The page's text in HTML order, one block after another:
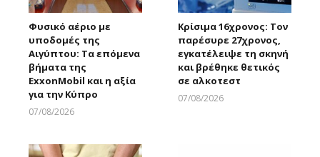
Φυσικό αέριο με
υποδομές της
Αιγύπτου: Τα επόμενα
βήματα της
ExxonMobil και η αξία
για την Κύπρο
07/08/2026
Κρίσιμα 16χρονος: Τον
παρέσυρε 27χρονος,
εγκατέλειψε τη σκηνή
και βρέθηκε θετικός
σε αλκοτεστ
07/08/2026